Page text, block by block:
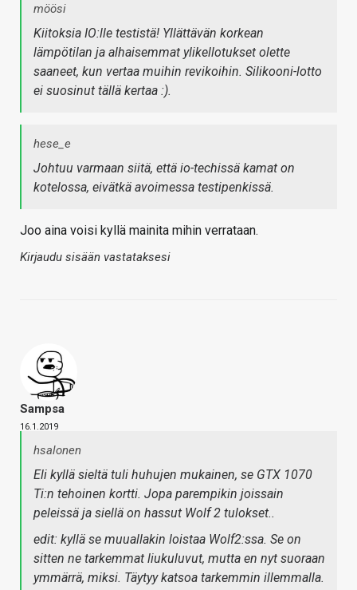
möösi
Kiitoksia IO:lle testistä! Yllättävän korkean
lämpötilan ja alhaisemmat ylikellotukset olette
saaneet, kun vertaa muihin revikoihin. Silikooni-lotto
ei suosinut tällä kertaa :).
hese_e
Johtuu varmaan siitä, että io-techissä kamat on
kotelossa, eivätkä avoimessa testipenkissä.
Joo aina voisi kyllä mainita mihin verrataan.
Kirjaudu sisään vastataksesi
Sampsa
16.1.2019
hsalonen
Eli kyllä sieltä tuli huhujen mukainen, se GTX 1070
Ti:n tehoinen kortti. Jopa parempikin joissain
peleissä ja siellä on hassut Wolf 2 tulokset..
edit: kyllä se muuallakin loistaa Wolf2:ssa. Se on
sitten ne tarkemmat liukuluvut, mutta en nyt suoraan
ymmärrä, miksi. Täytyy katsoa tarkemmin illemmalla.